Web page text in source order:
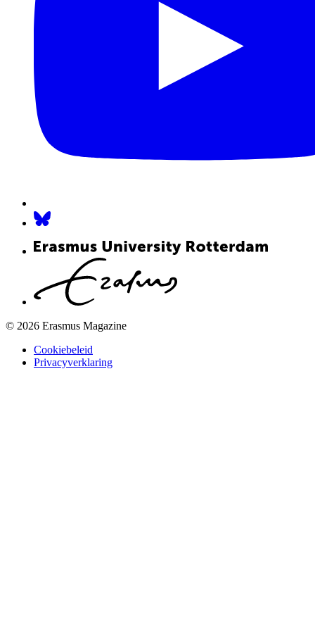
© 2026 Erasmus Magazine
Cookiebeleid
Privacyverklaring